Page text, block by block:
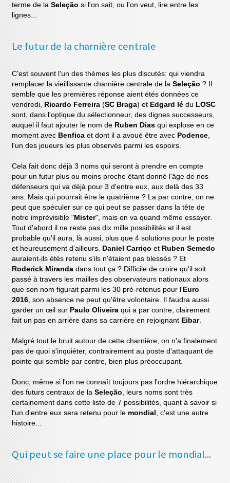
terme de laSeleçãosi l'on sait, ou l'on veut, lire entre les
lignes...
Le futur de la charnière centrale
C'est souvent l'un des thèmes les plus discutés: qui viendra
remplacer la vieillissante charnière centrale de laSeleção? Il
semble que les premières réponse aient étés données ce
vendredi, Ricardo Ferreira (SC Braga) et Edgard Ié du LOSC
sont, dans l'optique du sélectionneur, des dignes successeurs,
auquel il faut ajouter le nom de Ruben Dias qui explose en ce
moment avec Benficaet dont il a avoué être avec Podence
l'un des joueurs les plus observés parmi les espoirs.
Cela fait donc déjà 3 noms qui seront à prendre en compte
pour un futur plus ou moins proche étant donné l'âge de nos
défenseurs qui va déjà pour 3 d'entre eux, aux delà des 33
ans. Mais qui pourrait être le quatrième ? La par contre, on ne
peut que spéculer sur ce qui peut se passer dans la tête de
notre imprévisible "Mister", mais on va quand même essayer.
Tout d'abord il ne reste pas dix mille possibilités et il est
probable qu'il aura, là aussi, plus que 4 solutions pour le poste
et heureusement d'ailleurs.
Daniel Carriço et Ruben Semedo
auraient-ils étés retenu s'ils n'étaient pas blessés ? Et
Roderick Miranda dans tout ça ? Difficile de croire qu'il soit
passé à travers les mailles des observateurs nationaux alors
que son nom figurait parmi les 30 pré-retenus pour l' Euro
2016, son absence ne peut qu'être volontaire. Il faudra aussi
garder un œil sur Paulo Oliveira qui a par contre, clairement
fait un pas en arrière dans sa carrière en rejoignant Eibar.
Malgré tout le bruit autour de cette charnière, on n'a finalement
pas de quoi s'inquiéter, contrairement au poste d'attaquant de
pointe qui semble par contre, bien plus préoccupant.
Donc, même si l'on ne connaît toujours pas l'ordre hiérarchique
des futurs centraux de laSeleção , leurs noms sont très
certainement dans cette liste de 7 possibilités, quant à savoir si
l'un d'entre eux sera retenu pour le mondial
, c'est une autre
histoire...
Qui peut se faire une place pour le mondial...